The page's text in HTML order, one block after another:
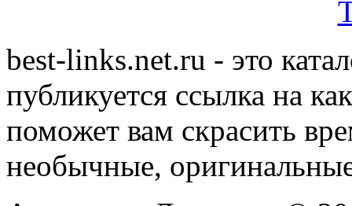
best-links.net.ru - это
публикуется ссылка на
поможет вам скрасить
необычные,